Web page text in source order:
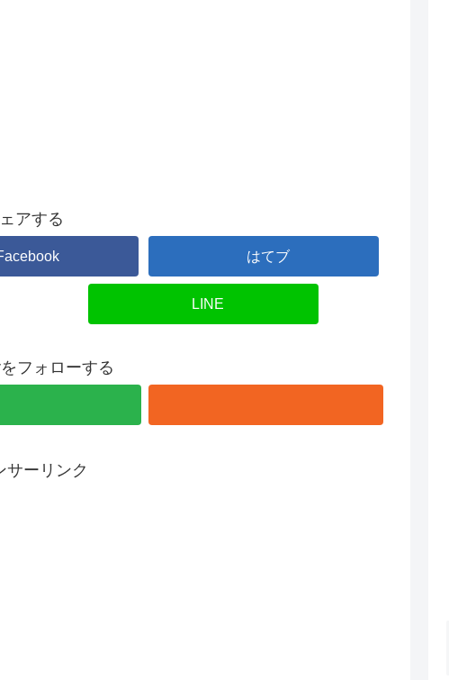
アする
はてブ
LINE
フォローする
サーリンク